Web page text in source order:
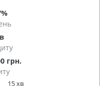
грн.
15 хв